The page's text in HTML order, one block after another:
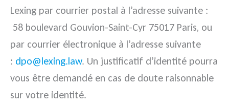
Lexing par courrier postal à l’adresse suivante :
58 boulevard Gouvion-Saint-Cyr 75017 Paris, ou
par courrier électronique à l’adresse suivante
: dpo@lexing.law. Un justificatif d’identité pourra
vous être demandé en cas de doute raisonnable
sur votre identité.